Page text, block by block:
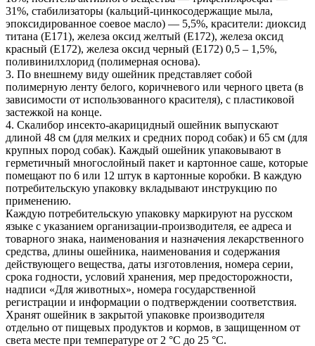
31%, стабилизаторы (кальций-цинкосодержащие мыла,
эпоксидированное соевое масло) — 5,5%, красители: диоксид
титана (Е171), железа оксид желтый (Е172), железа оксид
красный (Е172), железа оксид черный (Е172) 0,5 – 1,5%,
поливинилхлорид (полимерная основа).
3. По внешнему виду ошейник представляет собой
полимерную ленту белого, коричневого или черного цвета (в
зависимости от использованного красителя), с пластиковой
застежкой на конце.
4. Скалибор инсекто-акарицидный ошейник выпускают
длиной 48 см (для мелких и средних пород собак) и 65 см (для
крупных пород собак). Каждый ошейник упаковывают в
герметичный многослойный пакет и картонное саше, которые
помещают по 6 или 12 штук в картонные коробки. В каждую
потребительскую упаковку вкладывают инструкцию по
применению.
Каждую потребительскую упаковку маркируют на русском
языке с указанием организации-производителя, ее адреса и
товарного знака, наименования и назначения лекарственного
средства, длины ошейника, наименования и содержания
действующего вещества, даты изготовления, номера серии,
срока годности, условий хранения, мер предосторожности,
надписи «Для животных», номера государственной
регистрации и информации о подтверждении соответствия.
Хранят ошейник в закрытой упаковке производителя
отдельно от пищевых продуктов и кормов, в защищенном от
света месте при температуре от 2 °С до 25 °С.